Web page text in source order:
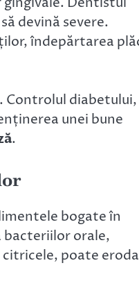
devină severe.
îndepărtarea
Controlul diabetului,
unei bune
.
bogate în
bacteriilor orale,
citricele, poate eroda